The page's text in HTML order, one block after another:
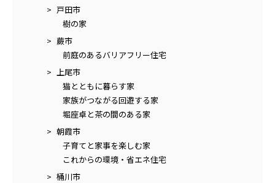
戸田市
樹の家
蕨市
前庭のあるバリアフリー住宅
上尾市
猫とともに暮らす家
家族がつながる回遊する家
堀座卓と茶の間のある家
朝霞市
子育てと家事を楽しむ家
これからの環境・省エネ住宅
桶川市